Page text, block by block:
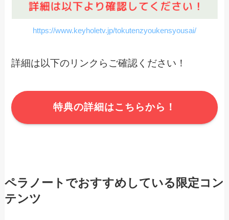
https://www.keyholetv.jp/tokutenzyoukensyousai/
詳細は以下のリンクらご確認ください！
特典の詳細はこちらから！
ペラノートでおすすめしている限定コン
テンツ